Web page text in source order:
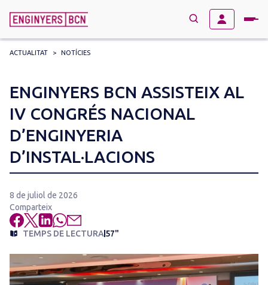
for:
ACTUALITAT > NOTÍCIES
ENGINYERS BCN ASSISTEIX AL
IV CONGRÉS NACIONAL
D’ENGINYERIA
D’INSTAL·LACIONS
8 de juliol de 2026
Comparteix
TEMPS DE LECTURA 57"